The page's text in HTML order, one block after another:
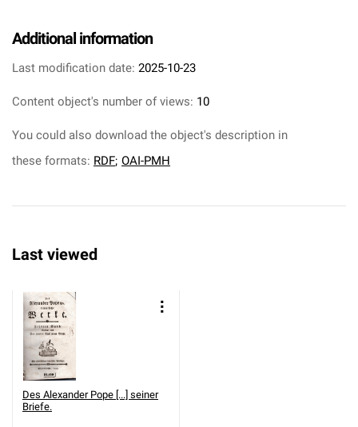
Additional information
Last modification date: 2025-10-23
Content object's number of views: 10
You could also download the object's description in
these formats: RDF; OAI-PMH
Last viewed
Des Alexander Pope [...] seiner
Briefe.